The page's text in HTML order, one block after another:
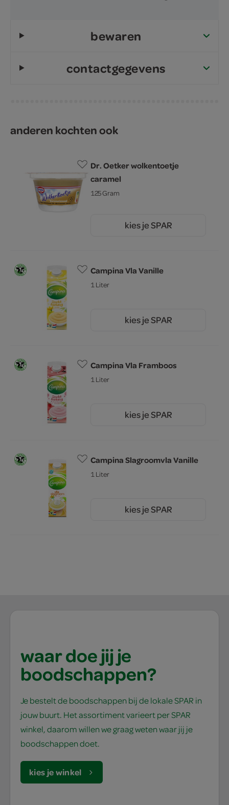
bewaren
contactgegevens
anderen kochten ook
Dr. Oetker wolkentoetje
caramel
125 Gram
kies je SPAR
Campina Vla Vanille
1 Liter
kies je SPAR
Campina Vla Framboos
1 Liter
kies je SPAR
Campina Slagroomvla Vanille
1 Liter
kies je SPAR
waar doe jij je
boodschappen?
Je bestelt de boodschappen bij de lokale SPAR in
jouw buurt. Het assortiment varieert per SPAR
winkel, daarom willen we graag weten waar jij je
boodschappen doet.
kies je winkel